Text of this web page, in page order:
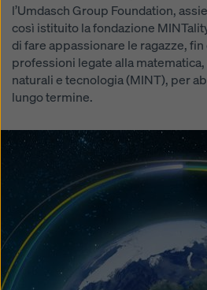
l’Umdasch Group Foundation,
così istituito la fondazione
di fare appassionare le ragazze, fin
professioni legate alla
naturali e tecnologia (MINT), per
lungo termine.